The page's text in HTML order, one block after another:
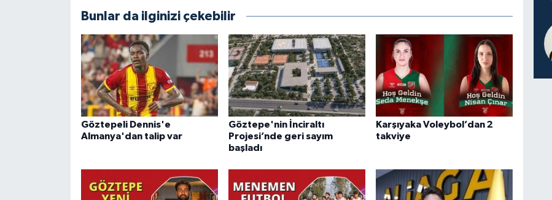
Bunlar da ilginizi çekebilir
Göztepeli Dennis'e
Almanya'dan talip var
Göztepe'nin İnciraltı
Projesi’nde geri sayım
başladı
Karşıyaka Voleybol’dan 2
takviye